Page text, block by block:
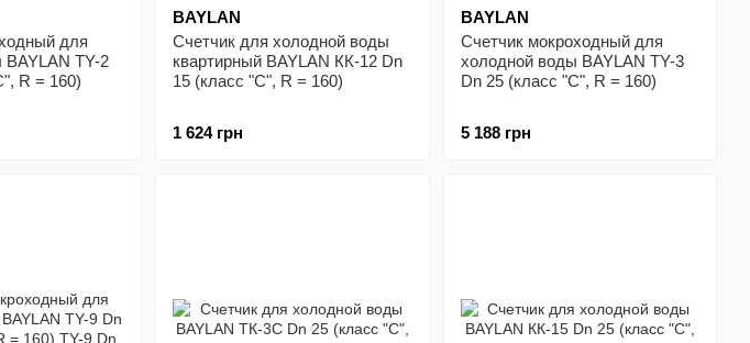
для
ТY-2
R = 160)
BAYLAN
Счетчик для холодной воды
квартирный BAYLAN КК-12 Dn
15 (класс "С", R = 160)
1 624 грн
BAYLAN
Счетчик мокроходный для
холодной воды BAYLAN ТY-3
Dn 25 (класс "С", R = 160)
5 188 грн